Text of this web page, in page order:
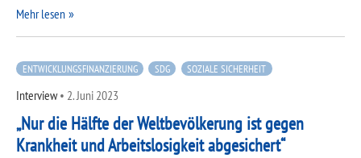
Mehr lesen
ENTWICKLUNGSFINANZIERUNG SDG SOZIALE SICHERHEIT
Interview• 2. Juni 2023
„Nur die Hälfte der Weltbevölkerung ist gegen
Krankheit und Arbeitslosigkeit abgesichert“